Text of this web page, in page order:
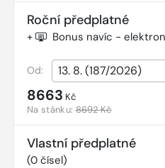
Roční předplatné
+ Bonus navíc -
Od:
8663 Kč
Na stánku:8692 Kč
Vlastní předplatné
(0 čísel)